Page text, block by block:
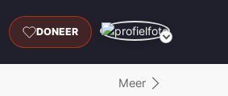
DONEER
Meer